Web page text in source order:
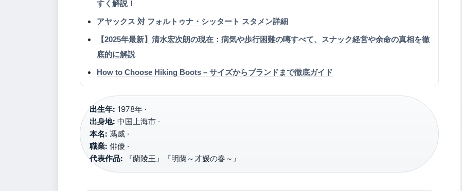
すく解説！
アヤックス 対 フォルトゥナ・シッタート スタメン詳細
【2025年最新】清水宏次朗の現在：病気や歩行困難の噂すべて、スナック経営や余命の真相を徹
底的に解説
How to Choose Hiking Boots – サイズからブランドまで徹底ガイド
出生年: 1978年 ·
出身地: 中国上海市 ·
本名: 馮威 ·
職業: 俳優 ·
代表作品: 『蘭陵王』『明蘭～才媛の春～』